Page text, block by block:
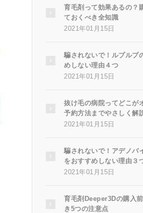
育毛剤って効果あるの？
ておくべき全知識
2021年01月15日
騙されないで！ルプルプ
めしない理由４つ
2021年01月15日
抜け毛の病院ってどこが
予約方法までやさしく解
2021年01月15日
騙されないで！アデノバ
をおすすめしない理由３
2021年01月15日
育毛剤Deeper3Dの購入
き5つの注意点